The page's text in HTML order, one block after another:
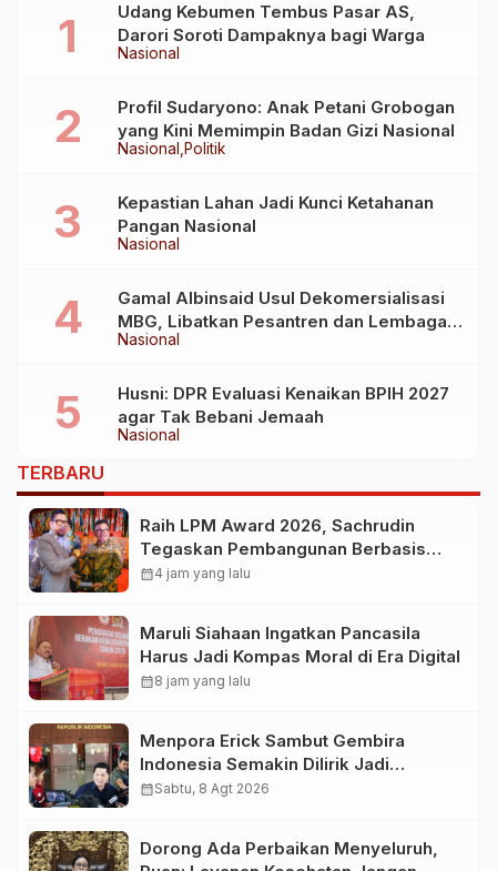
Nasional
Udang Kebumen Tembus Pasar AS,
Darori Soroti Dampaknya bagi Warga
Nasional Politik
Profil Sudaryono: Anak Petani Grobogan
yang Kini Memimpin Badan Gizi Nasional
Nasional
Kepastian Lahan Jadi Kunci Ketahanan
Pangan Nasional
Nasional
Gamal Albinsaid Usul Dekomersialisasi
MBG, Libatkan Pesantren dan Lembaga
Sosial
Nasional
Husni: DPR Evaluasi Kenaikan BPIH 2027
agar Tak Bebani Jemaah
TERBARU
Raih LPM Award 2026, Sachrudin
Tegaskan Pembangunan Berbasis
Kolaborasi Masyarakat
calendar_month4 jam yang lalu
Maruli Siahaan Ingatkan Pancasila
Harus Jadi Kompas Moral di Era Digital
calendar_month8 jam yang lalu
Menpora Erick Sambut Gembira
Indonesia Semakin Dilirik Jadi
Destinasi Pramusim Favorit Klub-Klub
calendar_monthSabtu, 8 Agt 2026
Dorong Ada Perbaikan Menyeluruh,